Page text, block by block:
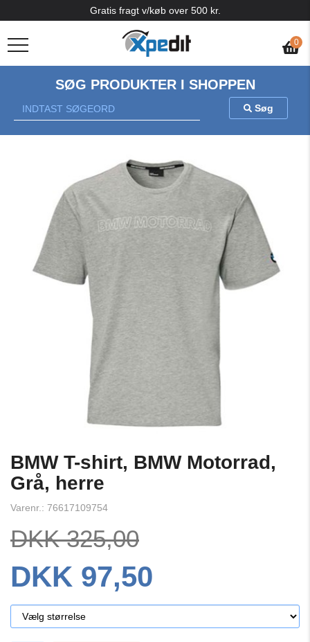
0
Gratis fragt v/køb over 500 kr.
SØG PRODUKTER I SHOPPEN
Søg
BMW T-shirt, BMW Motorrad,
Grå, herre
Varenr.: 76617109754
DKK 325,00
DKK 97,50